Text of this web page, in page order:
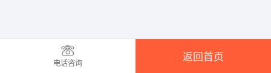
电话咨询
返回首页